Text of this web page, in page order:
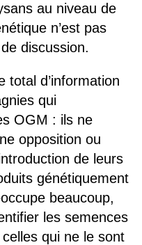
au niveau de
n’est pas
discussion.
total d’information
qui
OGM : ils ne
opposition ou
de leurs
génétiquement
beaucoup,
les semences
qui ne le sont